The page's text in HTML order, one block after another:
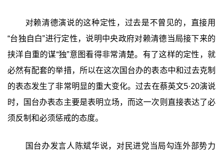
对赖清德演说的这种定性，过去是不曾见的，直接用
“台独自白”进行定性，说明中央政府对赖清德当局接下来的
挟洋自重的谋“独”意图看得非常清楚。有了这样的定性，就
必然有配套的举措，所以在这次国台办的表态中和过去克制
的表态发生了非常明显的重大变化。过去在蔡英文5·20演说
时，国台办表态主要是表明立场，而这一次则直接表达了必
须反制和必须惩戒的态度。
国台办发言人陈斌华说，对民进党当局勾连外部势力